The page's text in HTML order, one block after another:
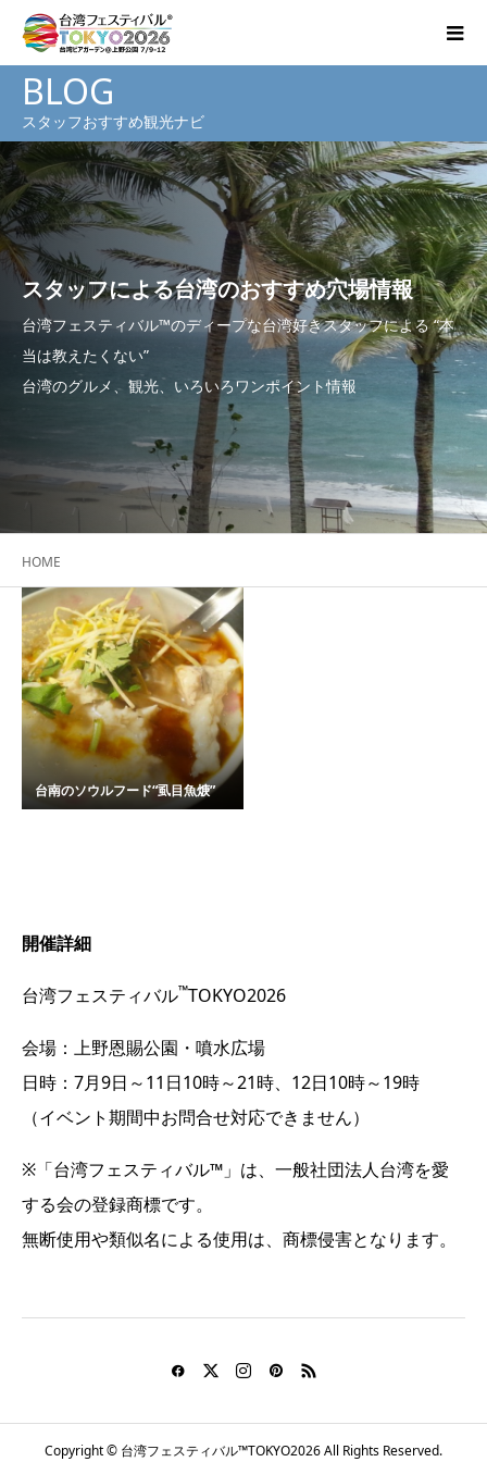
BLOG
スタッフおすすめ観光ナビ
スタッフによる台湾のおすすめ穴場情報
台湾フェスティバル™のディープな台湾好きスタッフによる “本
当は教えたくない”
台湾のグルメ、観光、いろいろワンポイント情報
HOME
台南のソウルフード“虱目魚焿”
開催詳細
台湾フェスティバル™TOKYO2026
会場：上野恩賜公園・噴水広場
日時：7月9日～11日10時～21時、12日10時～19時
（イベント期間中お問合せ対応できません）
※「台湾フェスティバル™」は、一般社団法人台湾を愛
する会の登録商標です。
無断使用や類似名による使用は、商標侵害となります。
Copyright © 台湾フェスティバル™TOKYO2026 All Rights Reserved.